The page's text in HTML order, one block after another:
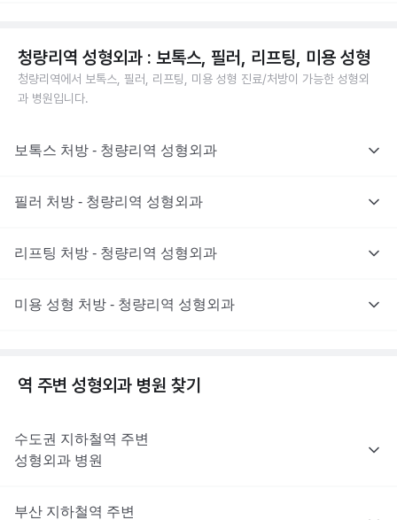
청량리역 성형외과 : 보톡스, 필러, 리프팅, 미용 성형
청량리역에서 보톡스, 필러, 리프팅, 미용 성형 진료/처방이 가능한 성형외
과 병원입니다.
보톡스 처방 - 청량리역 성형외과
필러 처방 - 청량리역 성형외과
리프팅 처방 - 청량리역 성형외과
미용 성형 처방 - 청량리역 성형외과
역 주변 성형외과 병원 찾기
수도권 지하철역 주변
성형외과 병원
부산 지하철역 주변